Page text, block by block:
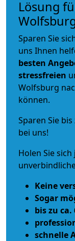
Lösung
Sparen Sie
uns Ihnen
besten
stressfreien
Wolfsburg
können.
Sparen Sie
bei uns!
Holen Sie
Keine
Sogar
bis zu ca.
schnelle